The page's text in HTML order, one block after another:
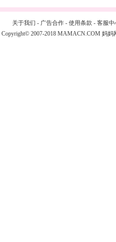
关于我们 - 广告合作 - 使用条款 - 客服中
Copyright© 2007-2018 MAMACN.COM 妈妈